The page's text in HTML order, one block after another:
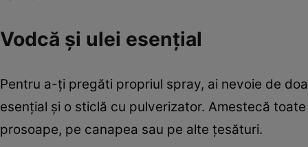
Vodcă și ulei esențial
Pentru a-ți pregăti propriul spray, ai nevoie de
esențial și o sticlă cu pulverizator. Amestecă
prosoape, pe canapea sau pe alte țesături.